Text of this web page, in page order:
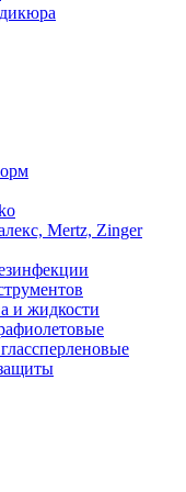
Mertz, Zinger
и жидкости